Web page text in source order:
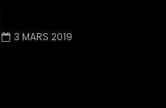
3 MARS 2019